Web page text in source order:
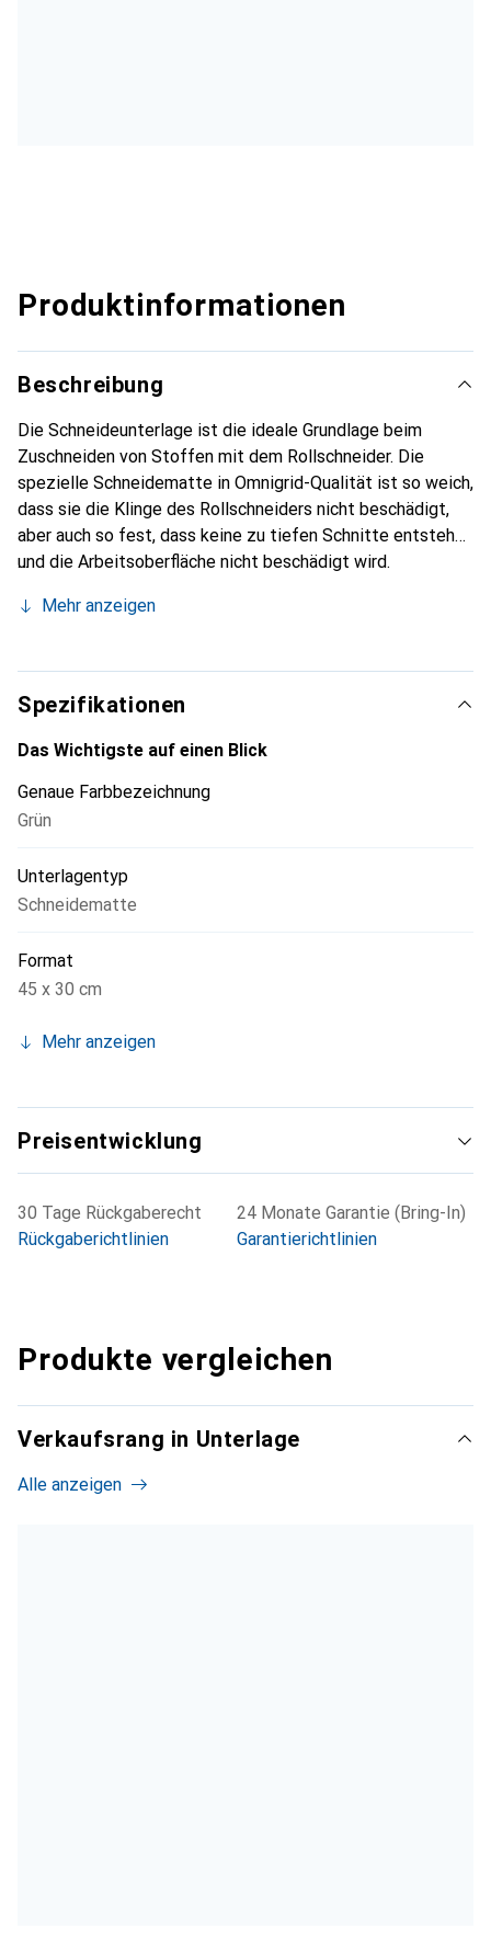
Produktinformationen
Beschreibung
Die Schneideunterlage ist die ideale Grundlage beim
Zuschneiden von Stoffen mit dem Rollschneider. Die
spezielle Schneidematte in Omnigrid-Qualität ist so weich,
dass sie die Klinge des Rollschneiders nicht beschädigt,
aber auch so fest, dass keine zu tiefen Schnitte entstehen
und die Arbeitsoberfläche nicht beschädigt wird.
denn die Vorderseite der Schneideunterlage ist mit einer
Masseinteilung bedruckt. So sind mit dieser
Schneideunterlage auch englische Schnittmuster bequem
und ohne Umrechnung realisierbar! Das robuste
Kunststoffmaterial der Schneidematte garantiert bei
Absplittersicherheit.
Mehr anzeigen
Spezifikationen
Das Wichtigste auf einen Blick
Genaue Farbbezeichnung
Grün
Unterlagentyp
Schneidematte
Format
45 x 30 cm
Mehr anzeigen
Preisentwicklung
30 Tage Rückgaberecht
Rückgaberichtlinien
24 Monate Garantie (Bring-In)
Garantierichtlinien
Produkte vergleichen
Verkaufsrang in Unterlage
Alle anzeigen